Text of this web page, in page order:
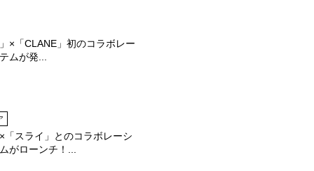
×「CLANE」初のコラボレー
ムが発...
×「スライ」とのコラボレーシ
がローンチ！...